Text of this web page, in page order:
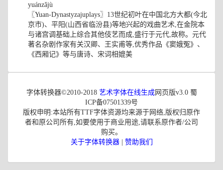
yuánzǎjù
〖Yuan-Dynastyzajuplays〗13世纪初叶在中国北方大都(今北
京市)、平阳(山西省临汾县)等地兴起的戏曲艺术,在金院本
与诸宫调基础上综合其他伎艺而成,盛行于元代,故称。元代
著名杂剧作家有关汉卿、王实甫等,优秀作品《窦娥冤》、
《西厢记》等与唐诗、宋词相媲美
字体转换器©2010-2018 艺术字体在线生成网页版v3.0 蜀
ICP备07501339号
版权申明:本站所有TTF字体资源均来源于网络,版权归原作
者和原公司所有,如要使用于商业用途,请联系原作者/公司
购买。
关于字体转换器| 赞助我们